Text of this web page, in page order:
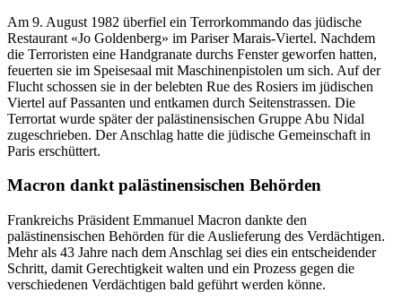
Am 9. August 1982 überfiel ein Terrorkommando das jüdische
Restaurant «Jo Goldenberg» im Pariser Marais-Viertel. Nachdem
die Terroristen eine Handgranate durchs Fenster geworfen hatten,
feuerten sie im Speisesaal mit Maschinenpistolen um sich. Auf der
Flucht schossen sie in der belebten Rue des Rosiers im jüdischen
Viertel auf Passanten und entkamen durch Seitenstrassen. Die
Terrortat wurde später der palästinensischen Gruppe Abu Nidal
zugeschrieben. Der Anschlag hatte die jüdische Gemeinschaft in
Paris erschüttert.
Macron dankt palästinensischen Behörden
Frankreichs Präsident Emmanuel Macron dankte den
palästinensischen Behörden für die Auslieferung des Verdächtigen.
Mehr als 43 Jahre nach dem Anschlag sei dies ein entscheidender
Schritt, damit Gerechtigkeit walten und ein Prozess gegen die
verschiedenen Verdächtigen bald geführt werden könne.